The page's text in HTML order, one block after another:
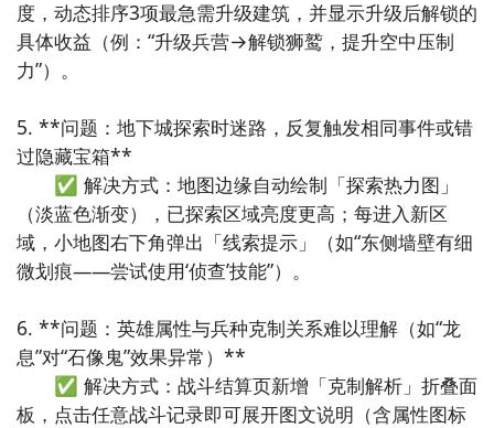
方法二： 下载九游APP，订阅英雄战纪：无敌的开测提
醒
步骤1：点击下载九游APP；
步骤2：进入APP搜索“英雄战纪：无敌”，订阅后可及时
度，动态排序3项最急需升级建筑，并显示升级后解锁的
具体收益（例：“升级兵营→解锁狮鹫，提升空中压制
力”）。
5. **问题：地下城探索时迷路，反复触发相同事件或错
过隐藏宝箱**
✅ 解决方式：地图边缘自动绘制「探索热力图」
（淡蓝色渐变），已探索区域亮度更高；每进入新区
域，小地图右下角弹出「线索提示」（如“东侧墙壁有细
微划痕——尝试使用‘侦查’技能”）。
6. **问题：英雄属性与兵种克制关系难以理解（如“龙
息”对“石像鬼”效果异常）**
✅ 解决方式：战斗结算页新增「克制解析」折叠面
板，点击任意战斗记录即可展开图文说明（含属性图标